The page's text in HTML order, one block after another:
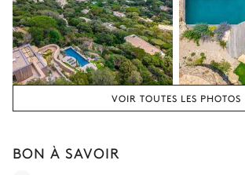
VOIR TOUTES LES PHOTOS
BON À SAVOIR